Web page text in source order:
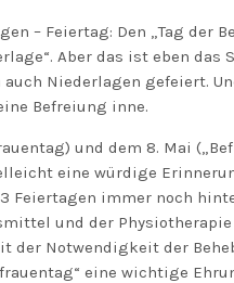
– Feiertag: Den „Tag der
Aber das ist eben das
Niederlagen gefeiert.
Befreiung inne.
und dem 8. Mai
eine würdige
Feiertagen immer noch
und der
der Notwendigkeit der
eine wichtige